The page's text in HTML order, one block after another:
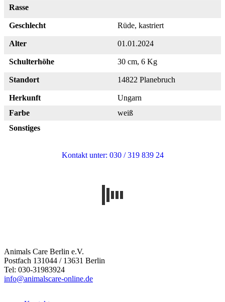
Rasse
Geschlecht Rüde, kastriert
Alter 01.01.2024
Schulterhöhe 30 cm, 6 Kg
Standort 14822 Planebruch
Herkunft
Ungarn
Farbe
weiß
Sonstiges
Kontakt unter: 030 / 319 839 24
Animals Care Berlin e.V.
Postfach 131044 / 13631 Berlin
Tel: 030-31983924
info@animalscare-online.de